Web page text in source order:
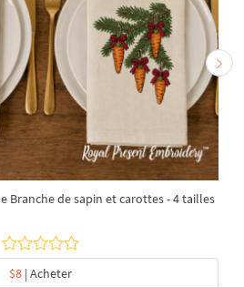
Branche de sapin et carottes - 4 tailles
$8| Acheter